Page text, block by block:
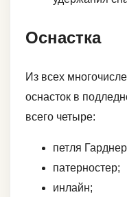
Оснастка
Из всех
оснасток в
всего четыре:
петля
патерностер;
инлайн;